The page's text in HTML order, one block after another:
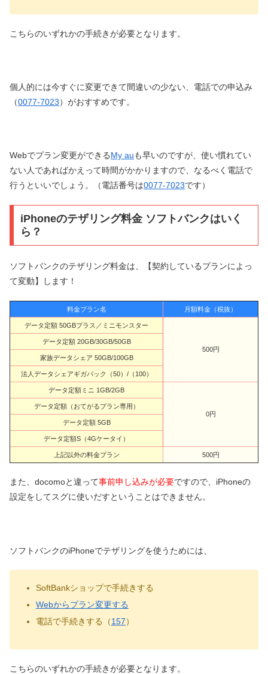
こちらのいずれかの手続きが必要となります。
個人的には今すぐに変更できて間違いの少ない、電話での申込み
（0077-7023）がおすすめです。
Webでプラン変更ができるMy auも早いのですが、使い慣れてい
ない人であればかえって時間がかかりますので、なるべく電話で
行うといいでしょう。（電話番号は0077-7023です）
iPhoneのテザリング料金 ソフトバンクはいく
ら？
ソフトバンクのテザリング料金は、【契約しているプランによっ
て変動】します！
料金プラン名 月額料金（税抜）
データ定額 50GBプラス／ミニモンスター
500円
データ定額 20GB/30GB/50GB
家族データシェア 50GB/100GB
法人データシェアギガパック（50）/（100）
データ定額ミニ 1GB/2GB
0円
データ定額（おてがるプラン専用）
データ定額 5GB
データ定額S（4Gケータイ）
上記以外の料金プラン 500円
また、docomoと違って事前申し込みが必要ですので、iPhoneの
設定をしてスグに使いだすということはできません。
ソフトバンクのiPhoneでテザリングを使うためには、
SoftBankショップで手続きする
Webからプラン変更する
電話で手続きする（157）
こちらのいずれかの手続きが必要となります。